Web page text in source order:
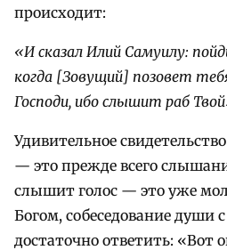
происходит:
«И сказал Илий Самуилу:
когда [Зовущий] позовет
Господи, ибо слышит раб
Удивительное
— это прежде всего
слышит голос — это уже
Богом, собеседование души
достаточно ответить: «Вот